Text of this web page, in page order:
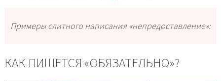
Примеры слитного написания «непредоставление»:
КАК ПИШЕТСЯ «ОБЯЗАТЕЛЬНО»?